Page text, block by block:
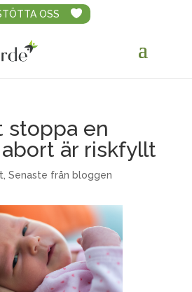
OSS
stoppa en
är riskfyllt
Senaste från bloggen